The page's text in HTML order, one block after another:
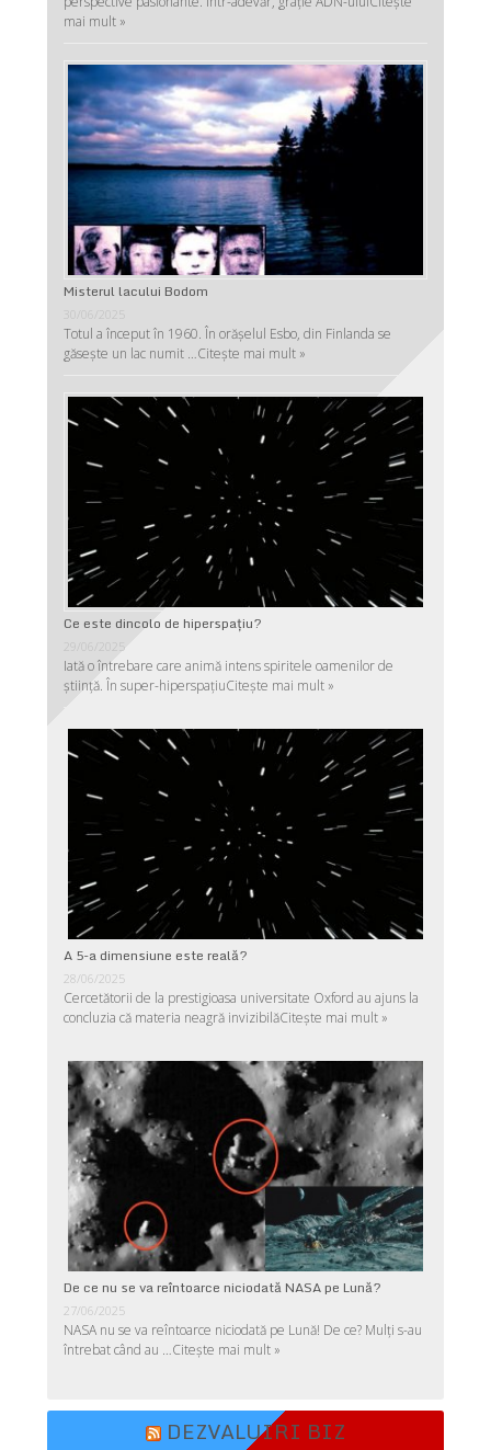
mai mult »
Misterul lacului Bodom
Totul a început în 1960. În orășelul Esbo, din Finlanda se
găsește un lac numit …Citește mai mult »
Ce este dincolo de hiperspaţiu?
29/06/2025
Iată o întrebare care animă intens spiritele oamenilor de
ştiinţă. În super-hiperspaţiuCitește mai mult »
A 5-a dimensiune este reală?
28/06/2025
Cercetătorii de la prestigioasa universitate Oxford au ajuns la
concluzia că materia neagră invizibilăCitește mai mult »
De ce nu se va reîntoarce niciodată NASA pe Lună?
27/06/2025
NASA nu se va reîntoarce niciodată pe Lună! De ce? Mulţi s-au
întrebat când au …Citește mai mult »
DEZVALUIRI BIZ